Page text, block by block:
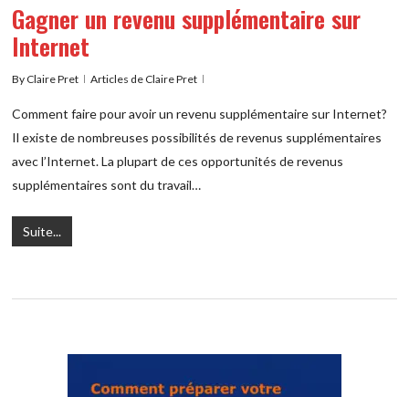
Gagner un revenu supplémentaire sur
Internet
By Claire Pret Articles de Claire Pret
Comment faire pour avoir un revenu supplémentaire sur Internet?
Il existe de nombreuses possibilités de revenus supplémentaires
avec l’Internet. La plupart de ces opportunités de revenus
supplémentaires sont du travail…
Suite...